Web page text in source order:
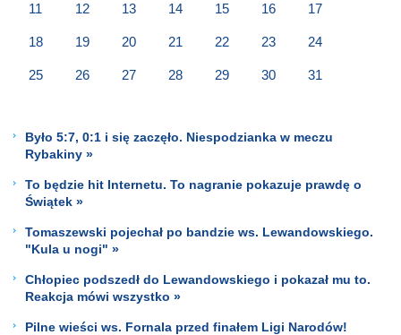
11 12 13 14 15 16 17
18 19 20 21 22 23 24
25 26 27 28 29 30 31
Było 5:7, 0:1 i się zaczęło. Niespodzianka w meczu
Rybakiny »
To będzie hit Internetu. To nagranie pokazuje prawdę o
Świątek »
Tomaszewski pojechał po bandzie ws. Lewandowskiego.
"Kula u nogi" »
Chłopiec podszedł do Lewandowskiego i pokazał mu to.
Reakcja mówi wszystko »
Pilne wieści ws. Fornala przed finałem Ligi Narodów!